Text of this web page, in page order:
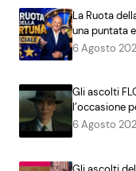
La Ruota
una puntata
6 Agosto
Gli ascolti
l’occasione
6 Agosto